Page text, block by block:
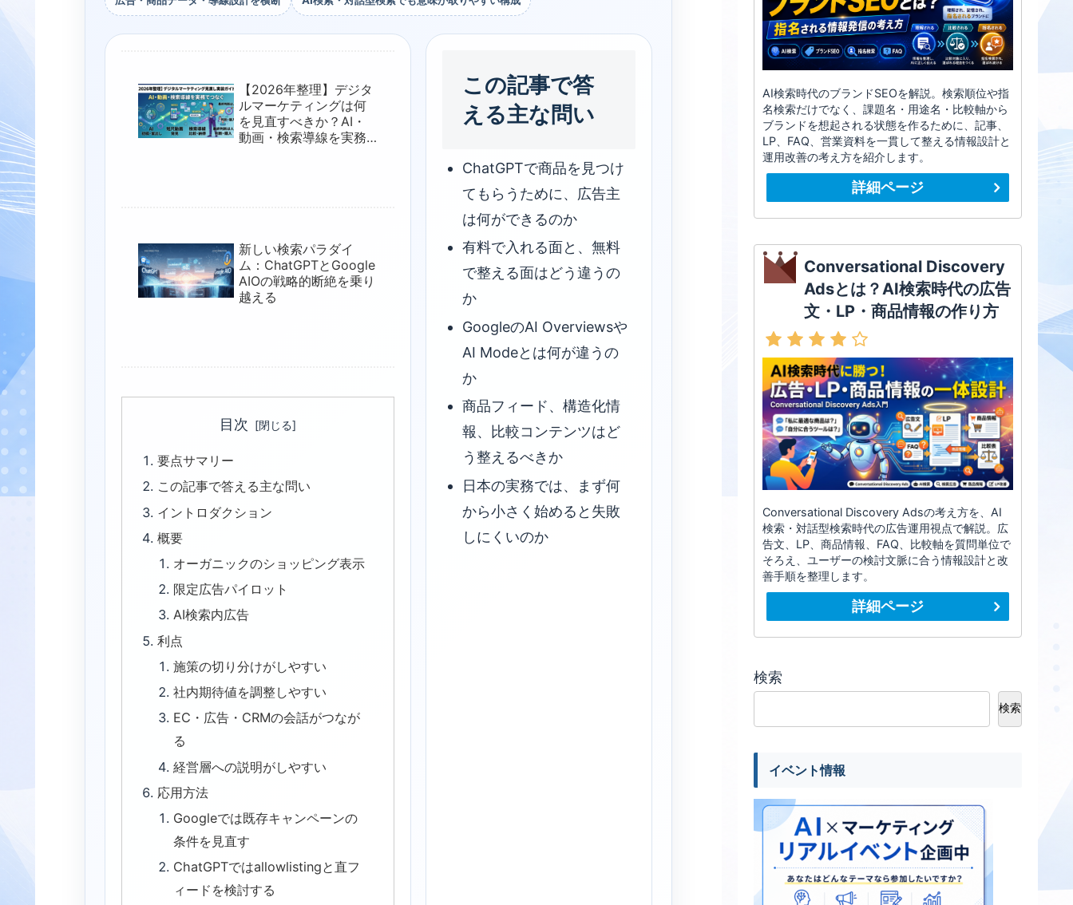
【2026年整理】デジタ
ルマーケティングは何
を見直すべきか？AI・
動画・検索導線を実務
新しい検索パラダイ
ム：ChatGPTとGoogle
AIOの戦略的断絶を乗り
越える
目次
要点サマリー
この記事で答える主な問い
イントロダクション
概要
オーガニックのショッピング表示
限定広告パイロット
AI検索内広告
利点
施策の切り分けがしやすい
社内期待値を調整しやすい
EC・広告・CRMの会話がつなが
る
経営層への説明がしやすい
応用方法
Googleでは既存キャンペーンの
条件を見直す
ChatGPTではallowlistingと直フ
ィードを検討する
この記事で答
える主な問い
ChatGPTで商品を見つけ
てもらうために、広告主
は何ができるのか
有料で入れる面と、無料
で整える面はどう違うの
か
GoogleのAI Overviewsや
AI Modeとは何が違うの
か
商品フィード、構造化情
報、比較コンテンツはど
う整えるべきか
日本の実務では、まず何
から小さく始めると失敗
しにくいのか
AI検索時代のブランドSEOを解説。検索順位や指
名検索だけでなく、課題名・用途名・比較軸から
ブランドを想起される状態を作るために、記事、
LP、FAQ、営業資料を一貫して整える情報設計と
運用改善の考え方を紹介します。
詳細ページ
Conversational Discovery
Adsとは？AI検索時代の広告
文・LP・商品情報の作り方
Conversational Discovery Adsの考え方を、AI
検索・対話型検索時代の広告運用視点で解説。広
告文、LP、商品情報、FAQ、比較軸を質問単位で
そろえ、ユーザーの検討文脈に合う情報設計と改
善手順を整理します。
詳細ページ
検索
検索
イベント情報